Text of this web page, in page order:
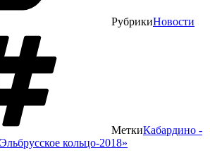
РубрикиНовости
МеткиКабардино -
кольцо-2018»